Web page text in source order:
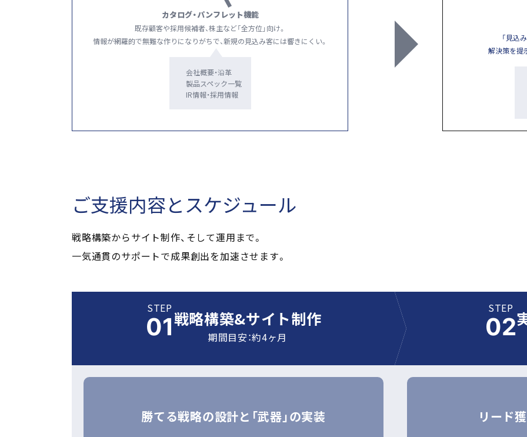
カタログ・パンフレット機能
既存顧客や採用候補者、株主など「全方位」向け。
情報が網羅的で無難な作りになりがちで、新規の見込み客には響きにくい。
会社概要・沿革
製品スペック一覧
IR情報・採用情報
「見込
解決策を提
ご支援内容とスケジュール
戦略構築からサイト制作、そして運用まで。
一気通貫のサポートで成果創出を加速させます。
STEP戦略構築&サイト制作
期間目安：約4ヶ月
勝てる戦略の設計と 「武器」の実装
STEP
リード